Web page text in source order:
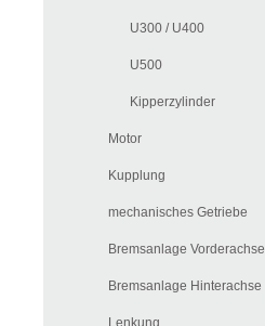
U300 / U400
U500
Kipperzylinder
Motor
Kupplung
mechanisches Getriebe
Bremsanlage Vorderachse
Bremsanlage Hinterachse
Lenkung